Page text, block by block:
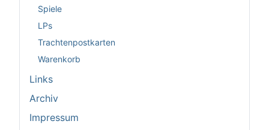
Spiele
LPs
Trachtenpostkarten
Warenkorb
Links
Archiv
Impressum